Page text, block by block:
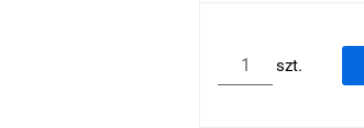
szt.